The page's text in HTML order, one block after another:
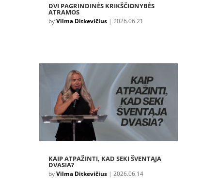
DVI PAGRINDINĖS KRIKŠČIONYBĖS
ATRAMOS
byVilma Ditkevičius| 2026.06.21
KAIP ATPAŽINTI, KAD SEKI ŠVENTĄJA
DVASIA?
byVilma Ditkevičius| 2026.06.14